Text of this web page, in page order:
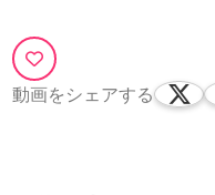
動画をシェアする